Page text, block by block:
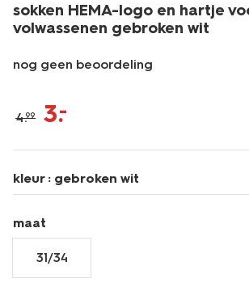
sokken HEMA-logo en hartje
volwassenen gebroken wit
nog geen beoordeling
hema-
logo-
hartje-
voor-
kids-
volwassenen-
gebroken-
4.99 3.–
kleur : gebroken wit
maat
31/34